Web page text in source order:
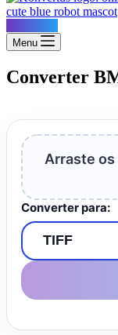
Menu
Converter
Arraste
Converter para: